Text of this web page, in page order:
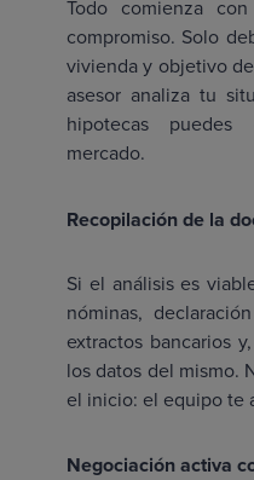
Todo comienza
compromiso. Solo
vivienda y objetivo
asesor analiza tu
hipotecas
mercado.
Recopilación de la
Si el análisis es
nóminas,
extractos bancarios
los datos del mismo.
el inicio: el equipo te
Negociación activa